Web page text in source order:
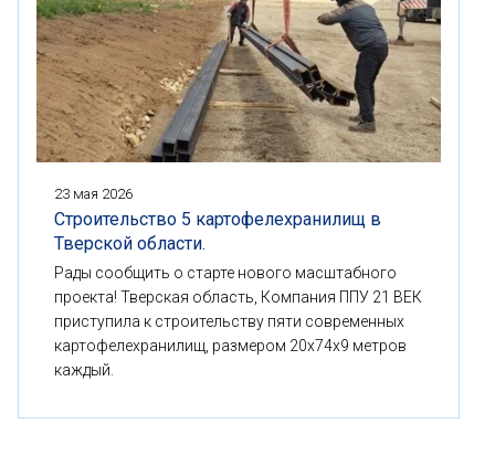
23 мая 2026
Строительство 5 картофелехранилищ в
Тверской области.
Рады сообщить о старте нового масштабного
проекта! Тверская область, Компания ППУ 21 ВЕК
приступила к строительству пяти современных
картофелехранилищ, размером 20x74x9 метров
каждый.